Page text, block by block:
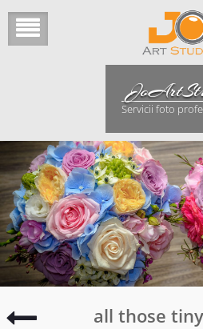
content
Servicii foto
all those